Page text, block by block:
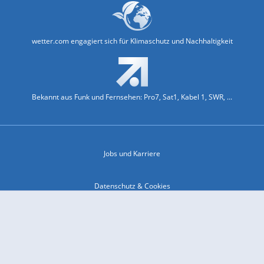
wetter.com engagiert sich für Klimaschutz und Nachhaltigkeit
Bekannt aus Funk und Fernsehen: Pro7, Sat1, Kabel 1, SWR, ...
Jobs und Karriere
Datenschutz & Cookies